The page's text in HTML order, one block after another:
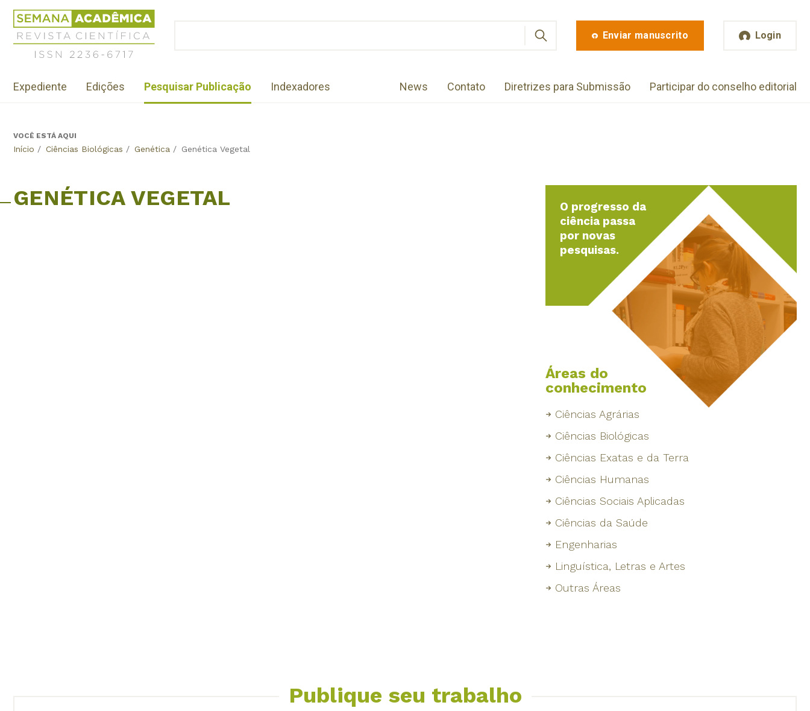
Jump
navigation
Revista
Científica
Semana
Acadêmica
2236-
Enviar manuscrito Login
Menu
institutional
Expediente Edições Pesquisar Publicação Indexadores News Contato Diretrizes para Submissão Participar do conselho editorial
BackVOCÊ ESTÁ AQUI
Início / Ciências Biológicas / Genética / Genética Vegetal
GENÉTICA VEGETAL
O progresso da
ciência passa
por novas
pesquisas.
Áreas do
conhecimento
Ciências Agrárias
Ciências Biológicas
Ciências Exatas e da Terra
Ciências Humanas
Ciências Sociais Aplicadas
Ciências da Saúde
Engenharias
Linguística, Letras e Artes
Outras Áreas
Publique seu trabalho